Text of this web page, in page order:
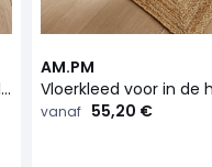
Vierkant vloerkleed in jute, hand geweven, Hempy
AM.PM
vanaf 55,20 €